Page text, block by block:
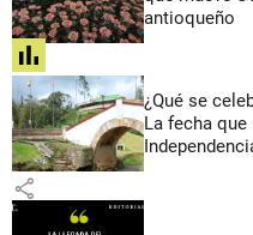
antioqueño
share
¿Qué se
La fecha
share